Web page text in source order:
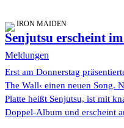
IRON MAIDEN
Senjutsu erscheint
Meldungen
Erst am Donnerstag
The Wall‹ einen neuen Song.
Platte heißt Senjutsu, ist mit
Doppel-Album und erscheint